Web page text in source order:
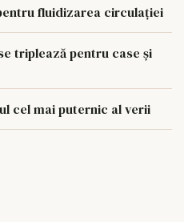
fluidizarea circulației
triplează pentru case și
cel mai puternic al verii